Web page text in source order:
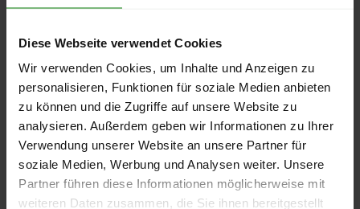
Diese Webseite verwendet Cookies
Wir verwenden Cookies, um Inhalte und Anzeigen zu
personalisieren, Funktionen für soziale Medien anbieten
zu können und die Zugriffe auf unsere Website zu
analysieren. Außerdem geben wir Informationen zu Ihrer
Verwendung unserer Website an unsere Partner für
soziale Medien, Werbung und Analysen weiter. Unsere
Partner führen diese Informationen möglicherweise mit
weiteren Daten zusammen, die Sie ihnen bereitgestellt
lose Ware Sackware
September
2025
Januar
2026
Mai
2026
300 €
350 €
Die aktuelle Preisentwicklung für Holzpellets in Deutschland
können Sie jederzeit auf unsererPelletspreise-Seite
nachvollziehen.